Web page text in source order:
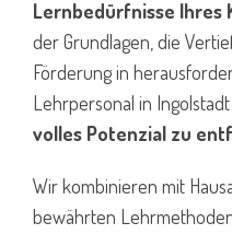
Lernbedürfnisse Ihres
der Grundlagen, die
Förderung in
Lehrpersonal in
volles Potenzial zu
Wir kombinieren mit
bewährten